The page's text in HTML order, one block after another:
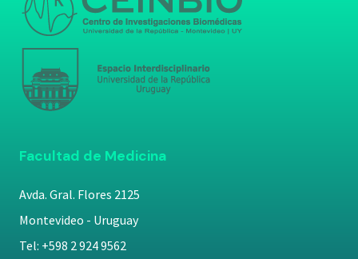
Facultad de Medicina
Avda. Gral. Flores 2125
Montevideo - Uruguay
Tel: +598 2 924 9562